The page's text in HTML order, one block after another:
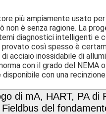
più ampiamente usato
non è senza ragione. La
diagnostici intelligenti e
così spesso è
acciaio inossidabile di
con il grado del NEMA
con una
di mA, HART, PA di
del